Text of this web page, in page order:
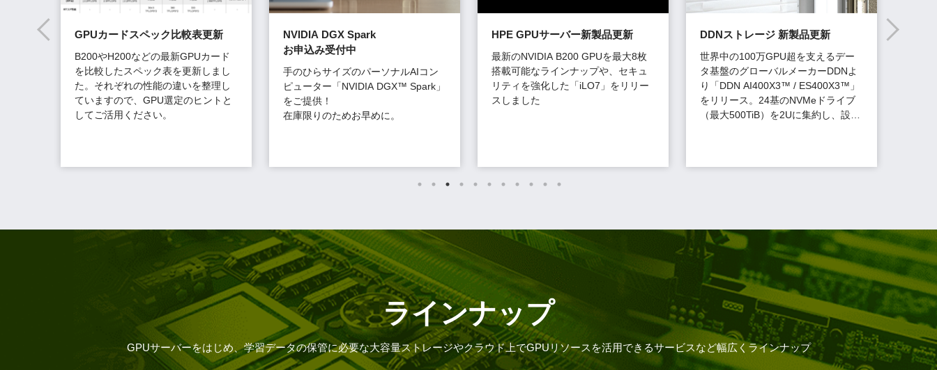
GPUカードスペック比較表更新
B200やH200などの最新GPUカード
を比較したスペック表を更新しまし
た。それぞれの性能の違いを整理し
ていますので、GPU選定のヒントと
してご活用ください。
NVIDIA DGX Spark
お申込み受付中
手のひらサイズのパーソナルAIコン
ピューター「NVIDIA DGX™ Spark」
をご提供！
在庫限りのためお早めに。
HPE GPUサーバー新製品更新
最新のNVIDIA B200 GPUを最大8枚
搭載可能なラインナップや、セキュ
リティを強化した「iLO7」をリリー
スしました
DDNストレージ 新製品更新
世界中の100万GPU超を支えるデー
タ基盤のグローバルメーカーDDNよ
り「DDN AI400X3™ / ES400X3™」
をリリース。24基のNVMeドライブ
（最大500TiB）を2Uに集約し、設置
ラインナップ
GPUサーバーをはじめ、学習データの保管に必要な大容量ストレージやクラウド上でGPUリソースを活用できるサービスなど幅広くラインナップ